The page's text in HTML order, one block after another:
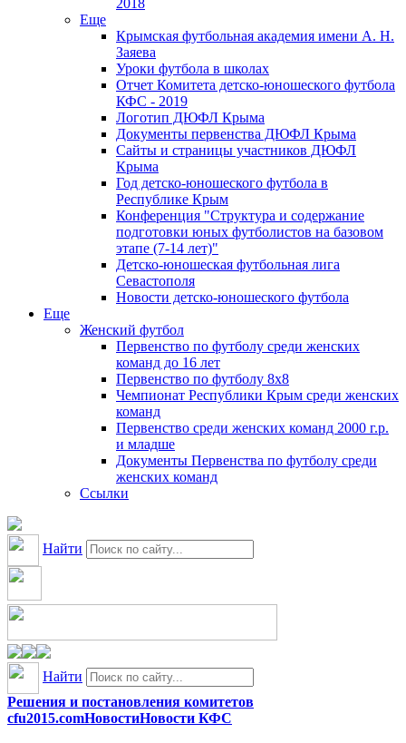
2018
Еще
Крымская футбольная академия имени А. Н.
Заяева
Уроки футбола в школах
Отчет Комитета детско-юношеского футбола
КФС - 2019
Логотип ДЮФЛ Крыма
Документы первенства ДЮФЛ Крыма
Сайты и страницы участников ДЮФЛ
Крыма
Год детско-юношеского футбола в
Республике Крым
Конференция "Структура и содержание
подготовки юных футболистов на базовом
этапе (7-14 лет)"
Детско-юношеская футбольная лига
Севастополя
Новости детско-юношеского футбола
Еще
Женский футбол
Первенство по футболу среди женских
команд до 16 лет
Первенство по футболу 8х8
Чемпионат Республики Крым среди женских
команд
Первенство среди женских команд 2000 г.р.
и младше
Документы Первенства по футболу среди
женских команд
Ссылки
Найти
Найти
Решения и постановления комитетов
cfu2015.comНовостиНовости КФС